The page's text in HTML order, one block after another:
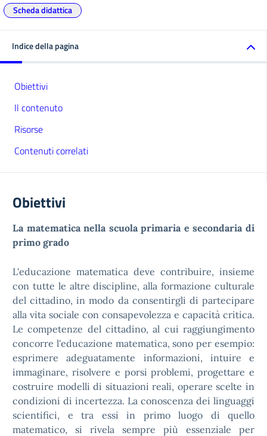
Scheda didattica
Indice della pagina
Obiettivi
Il contenuto
Risorse
Contenuti correlati
Obiettivi
La matematica nella scuola primaria e secondaria di
primo grado
L'educazione matematica deve contribuire, insieme
con tutte le altre discipline, alla formazione culturale
del cittadino, in modo da consentirgli di partecipare
alla vita sociale con consapevolezza e capacità critica.
Le competenze del cittadino, al cui raggiungimento
concorre l'educazione matematica, sono per esempio:
esprimere adeguatamente informazioni, intuire e
immaginare, risolvere e porsi problemi, progettare e
costruire modelli di situazioni reali, operare scelte in
condizioni di incertezza. La conoscenza dei linguaggi
scientifici, e tra essi in primo luogo di quello
matematico, si rivela sempre più essenziale per